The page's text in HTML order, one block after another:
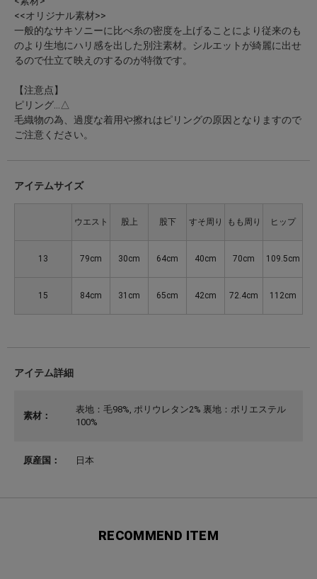
<<オリジナル素材>>
一般的なサキソニーに比べ糸の密度を上げることにより従来のも
のより生地にハリ感を出した別注素材。シルエットが綺麗に出せ
るので仕立て映えのするのが特徴です。
【注意点】
ピリング…△
毛織物の為、過度な着用や擦れはピリングの原因となりますので
ご注意ください。
アイテムサイズ
ウエスト 股上 股下 すそ周り もも周り ヒップ
13 79cm 30cm 64cm 40cm 70cm 109.5cm
15 84cm 31cm 65cm 42cm 72.4cm 112cm
アイテム詳細
素材：
表地：毛98%, ポリウレタン2% 裏地：ポリエステル
100%
原産国： 日本
RECOMMEND ITEM